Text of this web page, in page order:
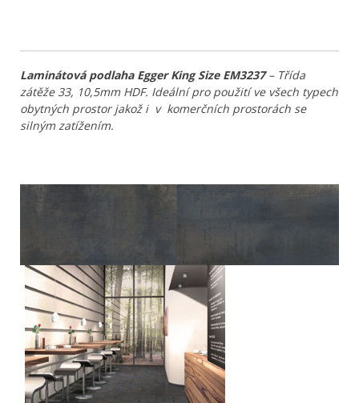
Laminátová podlaha Egger King Size EM3237– Třída
zátěže 33, 10,5mm HDF. Ideální pro použití ve všech typech
obytných prostor jakož i v komerčních prostorách se
silným zatížením.